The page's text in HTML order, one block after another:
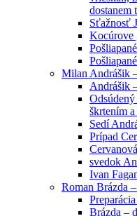
dostanem
Sťažnosť
Kocúrove
Milan Andrášik
Andrášik
škrtením
Sedí
Prípad
svedok
Ivan
Roman Brázda
Brázda –